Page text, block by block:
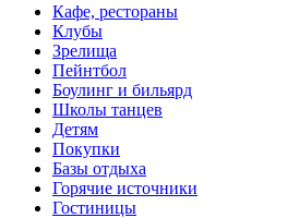
Кафе, рестораны
Клубы
Зрелища
Пейнтбол
Боулинг и бильярд
Школы танцев
Детям
Покупки
Базы отдыха
Горячие источники
Гостиницы